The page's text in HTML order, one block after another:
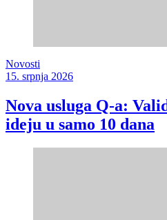
Novosti
15. srpnja 2026
Nova usluga Q-a:
ideju u samo 10 dana